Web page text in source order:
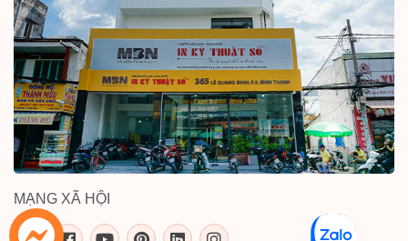
MẠNG XÃ HỘI
inkythuatso.com trên các mạng xã